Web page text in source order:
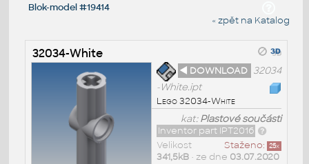
Blok-model #19414
« zpět na Katalog
32034-White
◄ DOWNLOAD 32034
-White.ipt
Lego 32034-White
kat:Plastové součásti
Inventor part IPT2016
Staženo: 25x
Velikost
341,5kB• ze dne 03.07.2020